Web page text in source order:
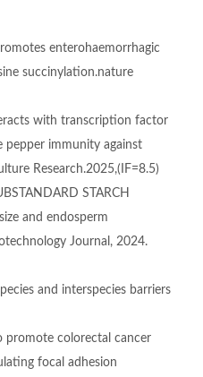
enterohaemorrhagic
succinylation.nature
with transcription factor
pepper immunity against
Research.2025,(IF=8.5)
STARCH
and endosperm
Journal, 2024.
and interspecies barriers
promote colorectal cancer
focal adhesion